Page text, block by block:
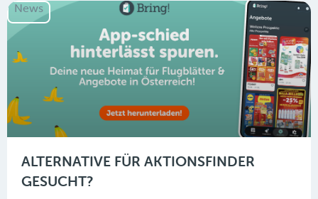
News
ALTERNATIVE FÜR AKTIONSFINDER
GESUCHT?